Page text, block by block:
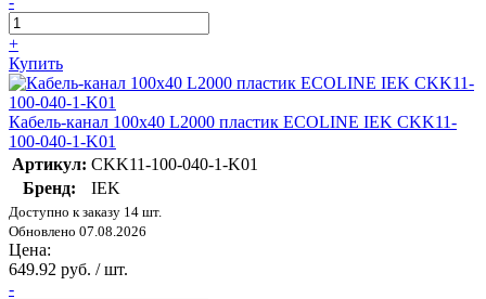
+
Купить
Кабель-канал 100х40 L2000 пластик ECOLINE IEK CKK11-
100-040-1-K01
Артикул: CKK11-100-040-1-K01
Бренд:
IEK
Доступно к заказу 14 шт.
Обновлено 07.08.2026
Цена:
649.92 руб. / шт.
-